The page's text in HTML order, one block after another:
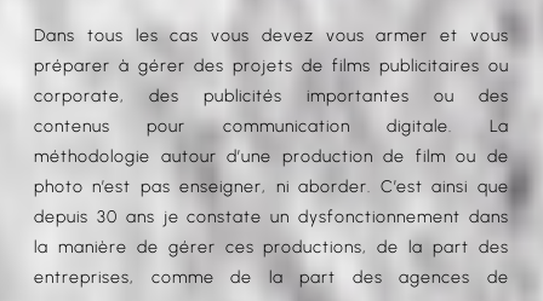
Dans tous les cas vous devez vous armer et vous
préparer à gérer des projets de films publicitaires ou
corporate, des publicités importantes ou des
contenus pour communication digitale. La
méthodologie autour d’une production de film ou de
photo n’est pas enseigner, ni aborder. C’est ainsi que
depuis 30 ans je constate un dysfonctionnement dans
la manière de gérer ces productions, de la part des
entreprises, comme de la part des agences de